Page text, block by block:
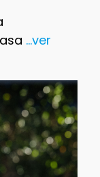
...ver